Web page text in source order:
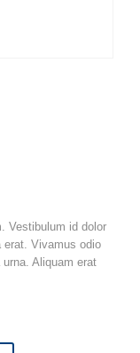
Vestibulum id dolor
erat. Vivamus odio
Aliquam erat